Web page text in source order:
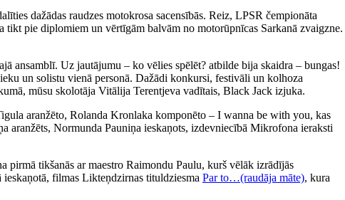
dažādas raudzes motokrosa sacensībās. Reiz, LPSR čempionāta
pie diplomiem un vērtīgām balvām no motorūpnīcas Sarkanā zvaigzne.
ansamblī. Uz jautājumu – ko vēlies spēlēt? atbilde bija skaidra – bungas!
un solistu vienā personā. Dažādi konkursi, festivāli un kolhoza
mūsu skolotāja Vitālija Terentjeva vadītais, Black Jack izjuka.
aranžēto, Rolanda Kronlaka komponēto – I wanna be with you, kas
aranžēts, Normunda Pauniņa ieskaņots, izdevniecībā Mikrofona ieraksti
tikšanās ar maestro Raimondu Paulu, kurš vēlāk izrādījās
ieskaņotā, filmas Likteņdzirnas tituldziesma Par to…(raudāja māte), kura